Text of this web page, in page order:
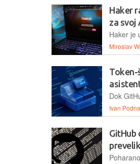
Haker
za svoj
Miroslav
Token-
Ivan
GitHub